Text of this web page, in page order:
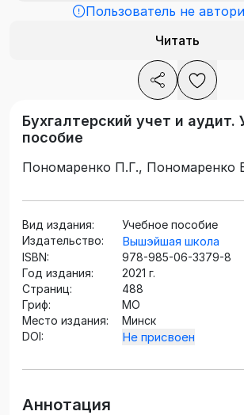
Пользователь не
Читать
Бухгалтерский учет и аудит.
пособие
Пономаренко П.Г., Пономаренко
Вид издания:
Учебное пособие
Издательство:
Вышэйшая школа
ISBN:
978-985-06-3379-8
Год издания:
2021 г.
Страниц:
488
Гриф:
МО
Место издания:
Минск
DOI:
Не присвоен
Аннотация